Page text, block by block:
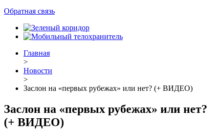
Обратная связь
Главная
>
Новости
>
Заслон на «первых рубежах» или нет? (+ ВИДЕО)
Заслон на «первых рубежах» или нет?
(+ ВИДЕО)